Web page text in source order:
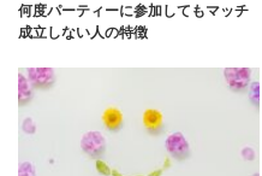
何度パーティーに参加してもマッチ
成立しない人の特徴